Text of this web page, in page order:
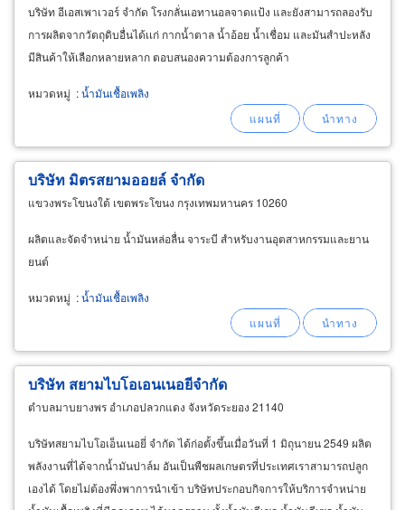
บริษัท อีเอสเพาเวอร์ จำกัด โรงกลั่นเอทานอลจาดแป้ง และยังสามารถลองรับ
การผลิตจากวัตถุดิบอื่นได้เเก่ กากน้ำตาล น้ำอ้อย น้ำเชื่อม และมันสำปะหลัง
มีสินค้าให้เลือกหลายหลาก ตอบสนองความต้องการลูกค้า
หมวดหมู่ :น้ำมันเชื้อเพลิง
บริษัท มิตรสยามออยล์ จำกัด
แขวงพระโขนงใต้ เขตพระโขนง กรุงเทพมหานคร 10260
ผลิตและจัดจำหน่าย น้ำมันหล่อลื่น จาระบี สำหรับงานอุตสาหกรรมและยาน
ยนต์
หมวดหมู่ :น้ำมันเชื้อเพลิง
บริษัท สยามไบโอเอนเนอยีจำกัด
ตำบลมาบยางพร อำเภอปลวกแดง จังหวัดระยอง 21140
บริษัทสยามไบโอเอ็นเนอยี่ จำกัด ได้ก่อตั้งขึ้นเมื่อวันที่ 1 มิถุนายน 2549 ผลิต
พลังงานที่ได้จากน้ำมันปาล์ม อันเป็นพืชผลเกษตรที่ประเทศเราสามารถปลูก
เองได้ โดยไม่ต้องพึ่งพาการนำเข้า บริษัทประกอบกิจการให้บริการจำหน่าย